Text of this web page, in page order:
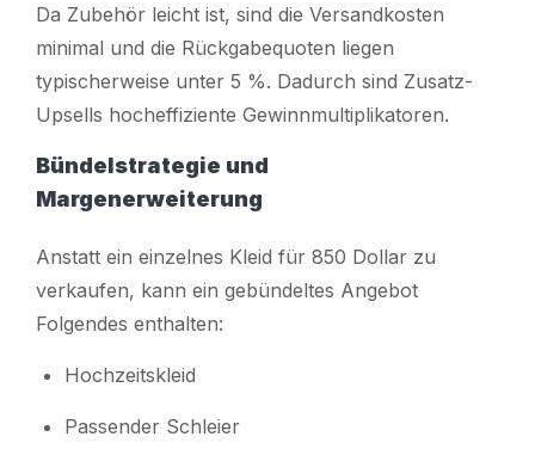
Da Zubehör leicht ist, sind die Versandkosten
minimal und die Rückgabequoten liegen
typischerweise unter 5 %. Dadurch sind Zusatz-
Upsells hocheffiziente Gewinnmultiplikatoren.
Bündelstrategie und
Margenerweiterung
Anstatt ein einzelnes Kleid für 850 Dollar zu
verkaufen, kann ein gebündeltes Angebot
Folgendes enthalten:
Hochzeitskleid
Passender Schleier